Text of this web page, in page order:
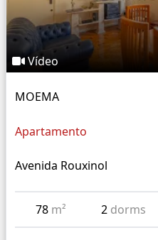
Vídeo
MOEMA
Apartamento
Avenida Rouxinol
78 m² 2 dorms